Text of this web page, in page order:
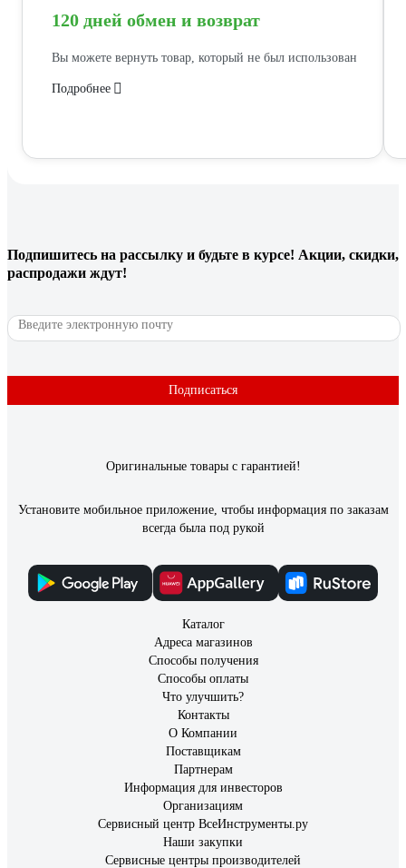
120 дней обмен и возврат
Вы можете вернуть товар, который не был использован
Подробнее
Подпишитесь на рассылку и будьте в курсе! Акции, скидки,
распродажи ждут!
Подписаться
Оригинальные товары с гарантией!
Установите мобильное приложение, чтобы информация по заказам
всегда была под рукой
Каталог
Адреса магазинов
Способы получения
Способы оплаты
Что улучшить?
Контакты
О Компании
Поставщикам
Партнерам
Информация для инвесторов
Организациям
Сервисный центр ВсеИнструменты.ру
Наши закупки
Сервисные центры производителей